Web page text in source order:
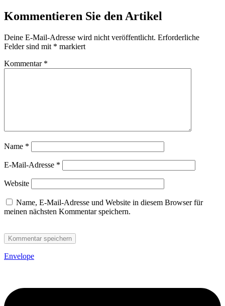
Kommentieren Sie den Artikel
Deine E-Mail-Adresse wird nicht veröffentlicht. Erforderliche
Felder sind mit * markiert
Kommentar *
Name *
E-Mail-Adresse *
Website
Name, E-Mail-Adresse und Website in diesem Browser für
meinen nächsten Kommentar speichern.
Envelope